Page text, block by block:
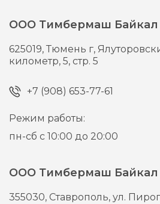
ООО Тимбермаш Байкал
625019,Тюмень г,
километр, 5, стр. 5
+7 (908) 653-77-61
Режим работы:
пн-сб с 10:00 до 20:00
ООО Тимбермаш Байкал
355030, Ставрополь,ул.